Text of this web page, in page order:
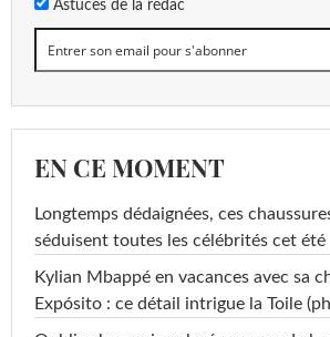
Astuces de la rédac
EN CE MOMENT
Longtemps dédaignées, ces
séduisent toutes les célébrités cet été
Kylian Mbappé en vacances avec sa
Expósito : ce détail intrigue la Toile